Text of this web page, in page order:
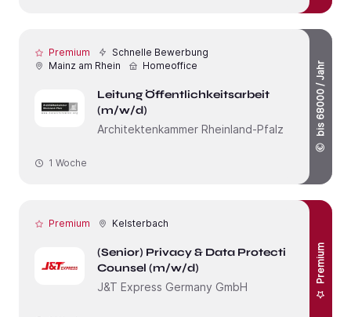
Premium
Schnelle Bewerbung
Mainz am Rhein
Homeoffice
Leitung Öffentlichkeitsarbeit
(m/w/d)
Architektenkammer Rheinland-Pfalz
bis 68000 / Jahr
1 Woche
Premium Kelsterbach
(Senior) Privacy & Data Protection
Counsel (m/w/d)
J&T Express Germany GmbH
Premium